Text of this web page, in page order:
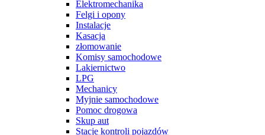
Elektromechanika
Felgi i opony
Instalacje
Kasacja
złomowanie
Komisy samochodowe
Lakiernictwo
LPG
Mechanicy
Myjnie samochodowe
Pomoc drogowa
Skup aut
Stacje kontroli pojazdów